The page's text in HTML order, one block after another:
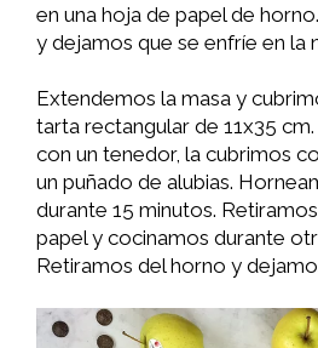
en una hoja de papel de
y dejamos que se enfríe en la
Extendemos la masa y
tarta rectangular de 11x35
con un tenedor, la cubrimos
un puñado de alubias.
durante 15 minutos.
papel y cocinamos durante
Retiramos del horno y